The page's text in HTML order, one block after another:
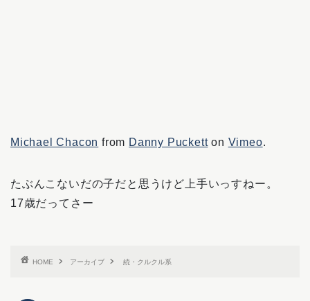
Michael Chacon from Danny Pucketton Vimeo.
たぶんこないだの子だと思うけど上手いっすねー。
17歳だってさー
HOME アーカイブ 続・クルクル系